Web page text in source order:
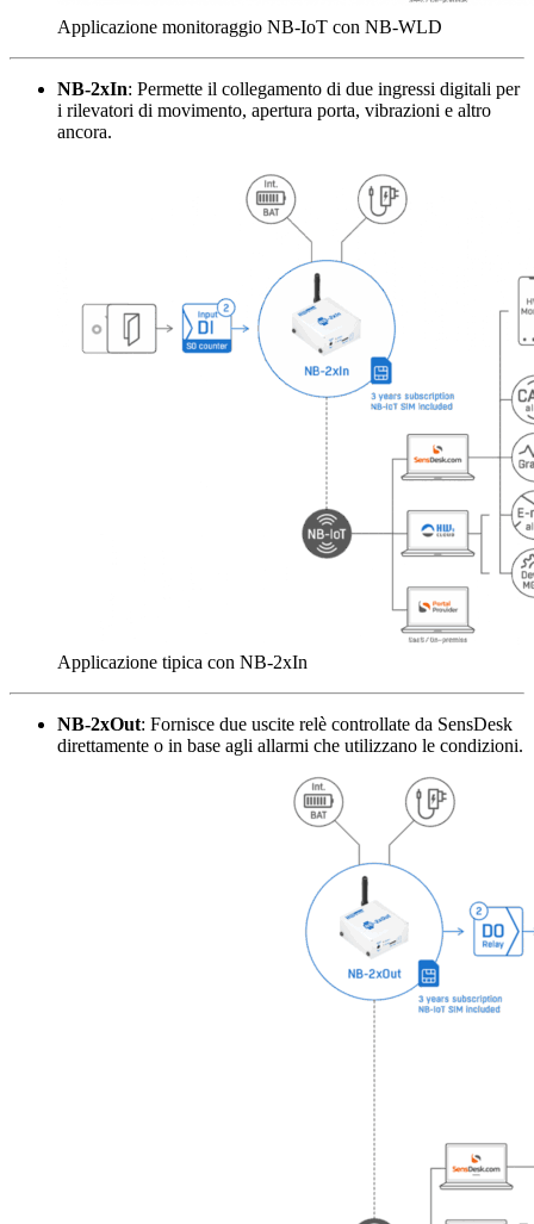
Applicazione monitoraggio NB-IoT con NB-WLD
NB-2xIn: Permette il collegamento di due ingressi digitali per
i rilevatori di movimento, apertura porta, vibrazioni e altro
ancora.
Applicazione tipica con NB-2xIn
NB-2xOut: Fornisce due uscite relè controllate da SensDesk
direttamente o in base agli allarmi che utilizzano le condizioni.